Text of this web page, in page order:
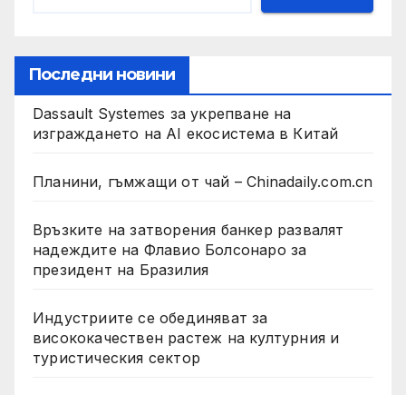
Последни новини
Dassault Systemes за укрепване на
изграждането на AI екосистема в Китай
Планини, гъмжащи от чай – Chinadaily.com.cn
Връзките на затворения банкер развалят
надеждите на Флавио Болсонаро за
президент на Бразилия
Индустриите се обединяват за
висококачествен растеж на културния и
туристическия сектор